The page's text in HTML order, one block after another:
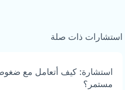
استشارات ذات صلة
استشارة: كيف أتعامل مع
مستمر؟